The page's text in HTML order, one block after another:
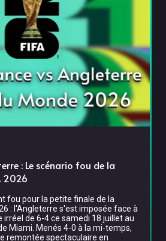
: Le scénario fou de la
2026
fou pour la petite finale de la
: l'Angleterre s'est imposée face à
irréel de 6-4 ce samedi 18 juillet au
Miami. Menés 4-0 à la mi-temps,
remontée spectaculaire en